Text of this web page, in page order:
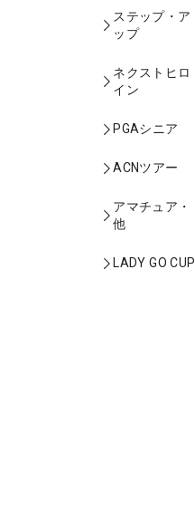
ステップ・ア
ップ
ネクストヒロ
イン
PGAシニア
ACNツアー
アマチュア・
他
LADY GO CUP